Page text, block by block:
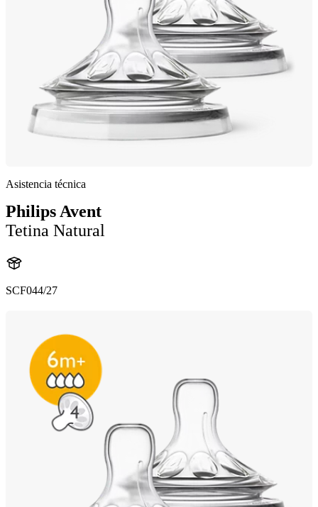
Asistencia técnica
Philips Avent
Tetina Natural
SCF044/27